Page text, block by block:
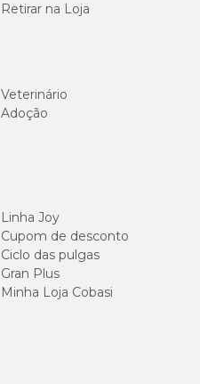
Retirar na Loja
Veterinário
Adoção
Linha Joy
Cupom de desconto
Ciclo das pulgas
Gran Plus
Minha Loja Cobasi